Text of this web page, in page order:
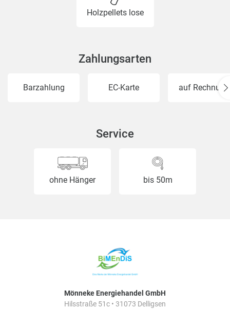
Holzpellets lose
Zahlungsarten
Barzahlung EC-Karte auf Rechnung
Service
ohne Hänger bis 50m
Mönneke Energiehandel GmbH
Hilsstraße 51c • 31073 Delligsen